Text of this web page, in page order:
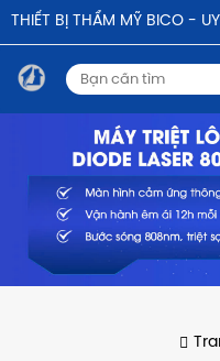
THIẾT BỊ THẨM MỸ BICO -